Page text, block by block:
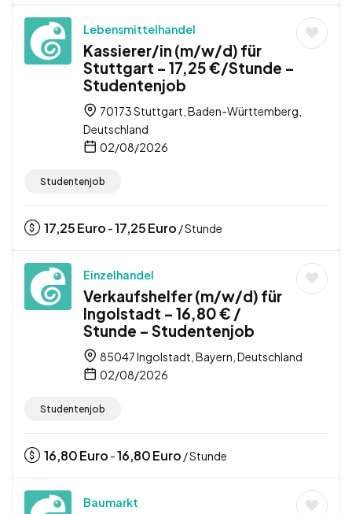
Lebensmittelhandel
Kassierer/in (m/w/d) für
Stuttgart – 17,25 €/Stunde –
Studentenjob
70173 Stuttgart, Baden-Württemberg,
Deutschland
02/08/2026
Studentenjob
17,25Euro -17,25Euro / Stunde
Einzelhandel
Verkaufshelfer (m/w/d) für
Ingolstadt – 16,80 € /
Stunde – Studentenjob
85047 Ingolstadt, Bayern, Deutschland
02/08/2026
Studentenjob
16,80Euro -16,80Euro / Stunde
Baumarkt